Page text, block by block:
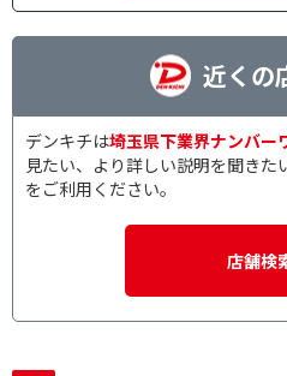
近くの
デンキチは埼玉県下業界ナンバー
見たい、より詳しい説明を聞き
をご利用ください。
店舗検